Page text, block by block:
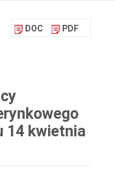
DOC PDF
14 kwietnia